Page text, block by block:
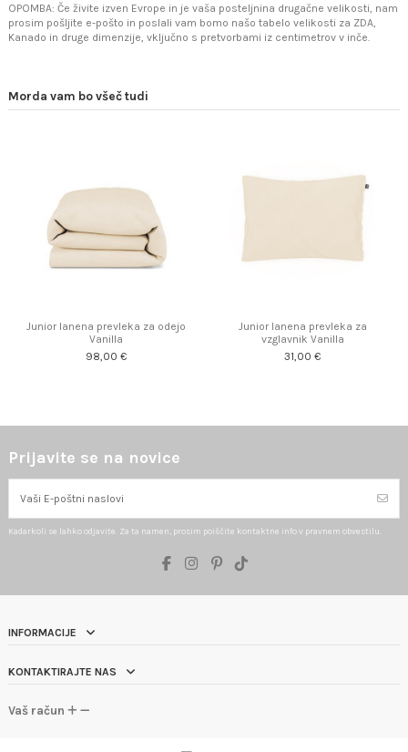
OPOMBA: Če živite izven Evrope in je vaša posteljnina drugačne velikosti, nam
prosim pošljite e-pošto in poslali vam bomo našo tabelo velikosti za ZDA,
Kanado in druge dimenzije, vključno s pretvorbami iz centimetrov v inče.
Morda vam bo všeč tudi
Junior lanena prevleka za odejo
Vanilla
98,00 €
Junior lanena prevleka za
vzglavnik Vanilla
31,00 €
Prijavite se na novice
Kadarkoli se lahko odjavite. Za ta namen, prosim poiščite kontaktne info v pravnem obvestilu.
INFORMACIJE
KONTAKTIRAJTE NAS
Vaš račun